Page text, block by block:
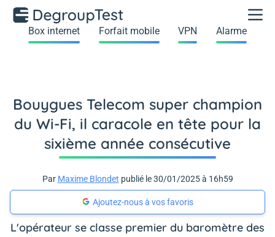
Box internet Forfait mobile VPN Alarme
Bouygues Telecom super champion
du Wi-Fi, il caracole en tête pour la
sixième année consécutive
Par Maxime Blondet publié le 30/01/2025 à 16h59
Ajoutez-nous à vos favoris
L'opérateur se classe premier du baromètre des